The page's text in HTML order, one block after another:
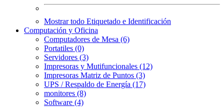
Mostrar todo Etiquetado e Identificación
Computación y Oficina
Computadores de Mesa (6)
Portatiles (0)
Servidores (3)
Impresoras y Mutifuncionales (12)
Impresoras Matriz de Puntos (3)
UPS / Respaldo de Energía (17)
monitores (8)
Software (4)